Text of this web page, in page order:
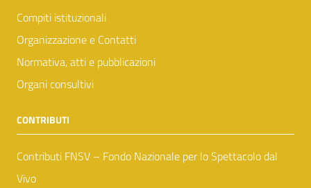
Compiti istituzionali
Organizzazione e Contatti
Normativa, atti e pubblicazioni
Organi consultivi
CONTRIBUTI
Contributi FNSV – Fondo Nazionale per lo Spettacolo dal
Vivo